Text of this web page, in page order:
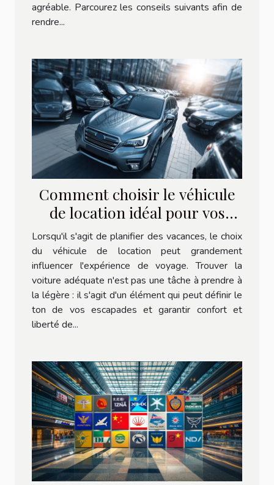
agréable. Parcourez les conseils suivants afin de
rendre...
Comment choisir le véhicule
de location idéal pour vos
vacances
Lorsqu'il s'agit de planifier des vacances, le choix
du véhicule de location peut grandement
influencer l'expérience de voyage. Trouver la
voiture adéquate n'est pas une tâche à prendre à
la légère : il s'agit d'un élément qui peut définir le
ton de vos escapades et garantir confort et
liberté de...